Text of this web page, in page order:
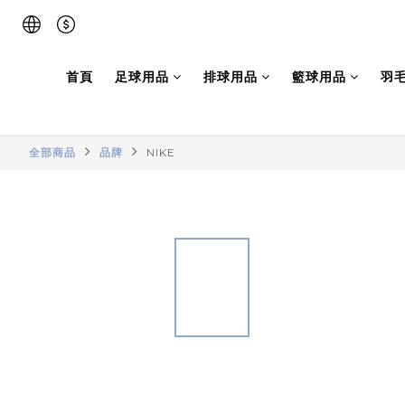
首頁 足球用品 排球用品 籃球用品 羽
全部商品 品牌 NIKE